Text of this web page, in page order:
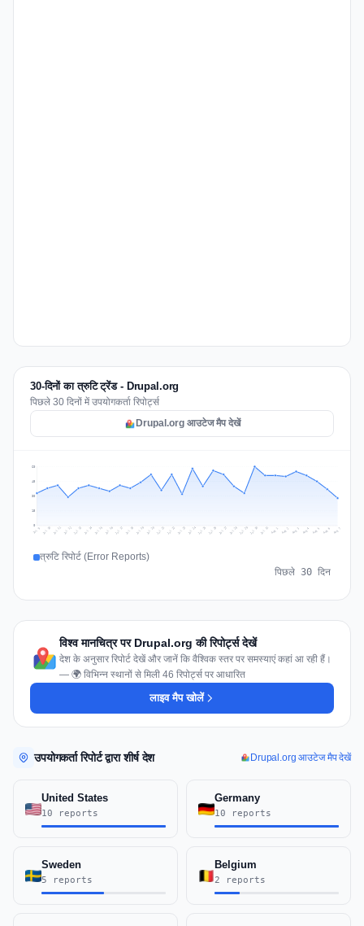
30-दिनों का त्रुटि ट्रेंड - Drupal.org
पिछले 30 दिनों में उपयोगकर्ता रिपोर्ट्स
Drupal.org आउटेज मैप देखें
15
30
45
60
Jul 9 Jul 10 Jul 11 Jul 12 Jul 13 Jul 14 Jul 15 Jul 16 Jul 17 Jul 18 Jul 19 Jul 20 Jul 21 Jul 22 Jul 23 Jul 24 Jul 25 Jul 26 Jul 27 Jul 28 Jul 29 Jul 30 Jul 31 Aug 1 Aug 2 Aug 3 Aug 4 Aug 5 Aug 6 Aug 7
त्रुटि रिपोर्ट (Error Reports)
पिछले 30 दिन
विश्व मानचित्र पर Drupal.org की रिपोर्ट्स देखें
देश के अनुसार रिपोर्ट देखें और जानें कि वैश्विक स्तर पर समस्याएं कहां आ रही हैं।
— 🌍 विभिन्न स्थानों से मिली 46 रिपोर्ट्स पर आधारित
लाइव मैप खोलें
उपयोगकर्ता रिपोर्ट द्वारा शीर्ष देश Drupal.org आउटेज मैप देखें
United States
10 reports
Germany
10 reports
Sweden
5 reports
Belgium
2 reports